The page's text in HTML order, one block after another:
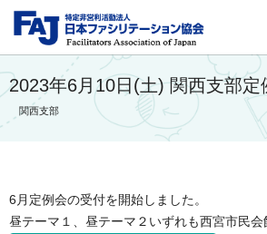
FAJ
2023年6月10日(土) 関西支部定
関西支部
6月定例会の受付を開始しました。
昼テーマ１、昼テーマ２いずれも西宮市民会